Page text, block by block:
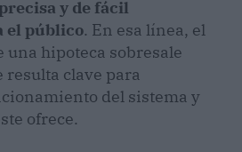
y de fácil
el público. En esa línea, el
una hipoteca sobresale
resulta clave para
del sistema y
ofrece.